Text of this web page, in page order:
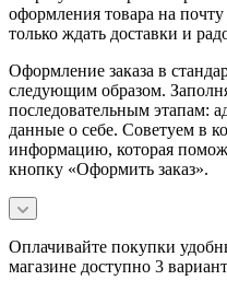
оформления товара на
только ждать доставки и
Оформление заказа в
следующим образом.
последовательным этапам:
данные о себе. Советуем в
информацию, которая
кнопку «Оформить заказ».
Оплачивайте покупки
магазине доступно 3